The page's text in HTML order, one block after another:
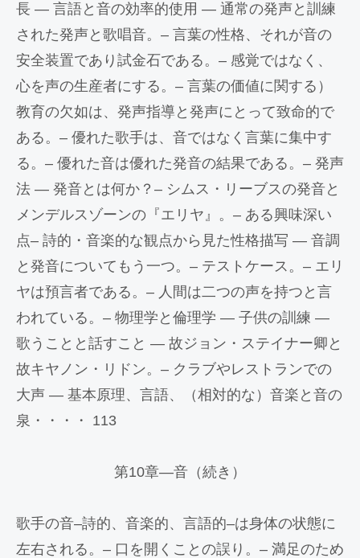
長 — 言語と音の効率的使用 — 通常の発声と訓練
された発声と歌唱音。– 言葉の性格、それが音の
安全装置であり試金石である。– 感覚ではなく、
心を声の生産者にする。– 言葉の価値に関する）
教育の欠如は、発声指導と発声にとって致命的で
ある。– 優れた歌手は、音ではなく言葉に集中す
る。– 優れた音は優れた発音の結果である。– 発声
法 — 発音とは何か？– シムス・リーブスの発音と
メンデルスゾーンの『エリヤ』。– ある興味深い
点– 詩的・音楽的な観点から見た性格描写 — 音調
と発音についてもう一つ。– テストケース。– エリ
ヤは預言者である。– 人間は二つの声を持つと言
われている。– 物理学と倫理学 — 子供の訓練 —
歌うことと話すこと — 故ジョン・ステイナー卿と
故キヤノン・リドン。– クラブやレストランでの
大声 — 基本原理、言語、（相対的な）音楽と音の
泉・・・・ 113
第10章―音（続き）
歌手の音–詩的、音楽的、言語的–は身体の状態に
左右される。– 口を開くことの誤り。– 満足のため